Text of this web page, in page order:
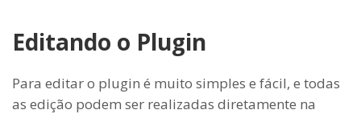
Editando o Plugin
Para editar o plugin é muito simples e fácil, e todas
as edição podem ser realizadas diretamente na